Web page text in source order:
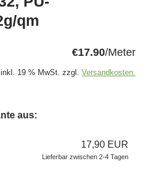
qm
€17.90/Meter
inkl. 19 % MwSt. zzgl. Versandkosten.
aus:
17,90 EUR
Lieferbar zwischen 2-4 Tagen